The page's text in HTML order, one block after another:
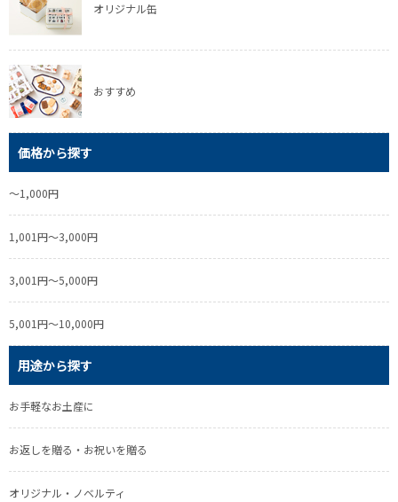
オリジナル缶
おすすめ
価格から探す
～1,000円
1,001円～3,000円
3,001円～5,000円
5,001円～10,000円
用途から探す
お手軽なお土産に
お返しを贈る・お祝いを贈る
オリジナル・ノベルティ